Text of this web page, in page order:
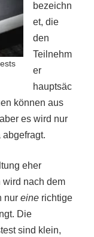
bezeichn
et, die
den
Teilnehm
er
hauptsäc
können aus
es wird nur
eher
wird nach dem
nur eine richtige
Die
sind klein,